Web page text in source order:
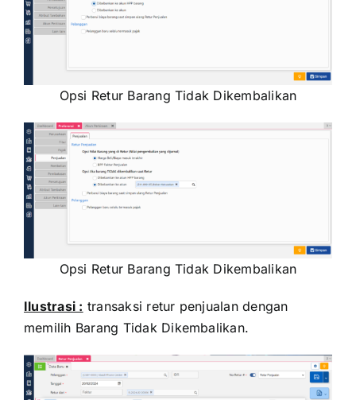
Opsi Retur Barang Tidak Dikembalikan
Opsi Retur Barang Tidak Dikembalikan
Ilustrasi : transaksi retur penjualan dengan
memilih Barang Tidak Dikembalikan.